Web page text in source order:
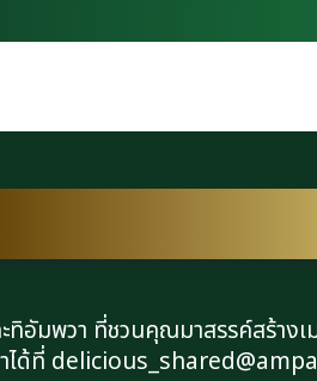
อัมพวา ที่ชวนคุณมาสรรค์สร้างเ
าได้ที่